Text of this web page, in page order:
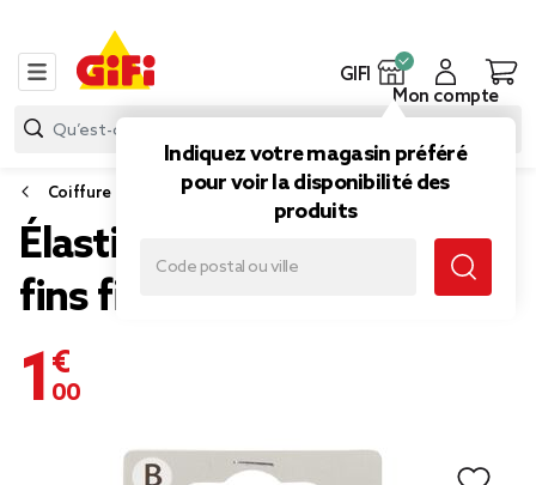
GIFI
Indiquez votre magasin préféré
pour voir la disponibilité des
produits
Mon compte
Coiffure
Élastique sans métal unis
fins fil brillant x8
1,00 €